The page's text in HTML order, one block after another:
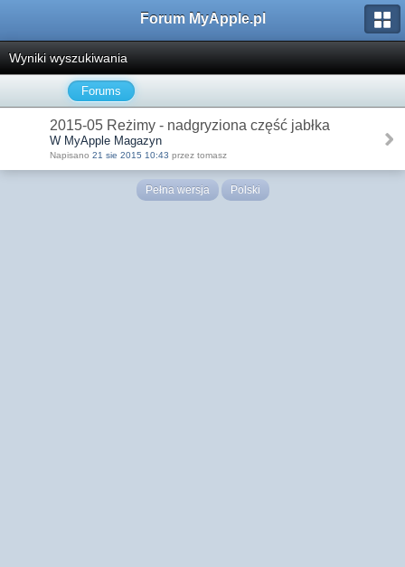
Forum MyApple.pl
Wyniki wyszukiwania
Forums
2015-05 Reżimy - nadgryziona część jabłka
W MyApple Magazyn
Napisano 21 sie 2015 10:43 przez tomasz
Pełna wersja Polski